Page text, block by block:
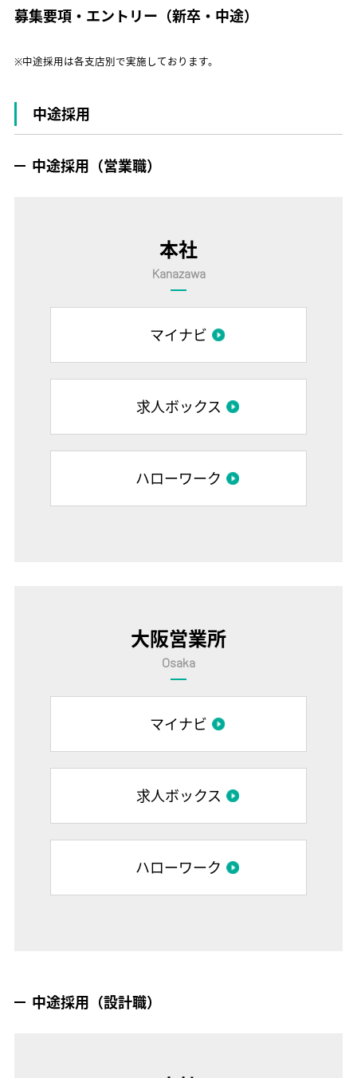
募集要項・エントリー（新卒・中途）
※中途採用は各支店別で実施しております。
中途採用
中途採用（営業職）
本社
Kanazawa
マイナビ
求人ボックス
ハローワーク
大阪営業所
Osaka
マイナビ
求人ボックス
ハローワーク
中途採用（設計職）